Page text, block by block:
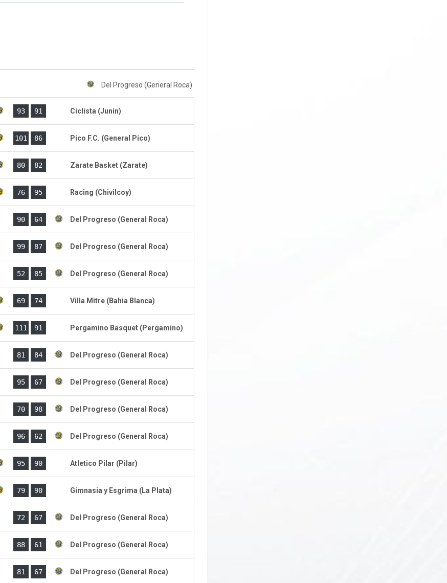
Del Progreso (General Roca)
93 91 Ciclista (Junin)
101 86 Pico F.C. (General Pico)
80 82 Zarate Basket (Zarate)
76 95 Racing (Chivilcoy)
90 64 Del Progreso (General Roca)
99 87 Del Progreso (General Roca)
52 85 Del Progreso (General Roca)
69 74 Villa Mitre (Bahia Blanca)
111 91 Pergamino Basquet (Pergamino)
81 84 Del Progreso (General Roca)
95 67 Del Progreso (General Roca)
70 98 Del Progreso (General Roca)
96 62 Del Progreso (General Roca)
95 90 Atletico Pilar (Pilar)
79 90 Gimnasia y Esgrima (La Plata)
72 67 Del Progreso (General Roca)
88 61 Del Progreso (General Roca)
81 67 Del Progreso (General Roca)